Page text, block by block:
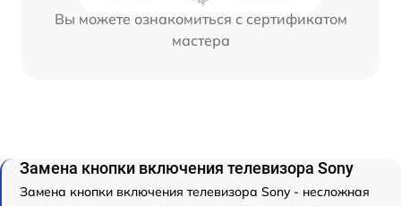
Вы можете ознакомиться с сертификатом
мастера
Замена кнопки включения телевизора Sony
Замена кнопки включения телевизора Sony - несложная